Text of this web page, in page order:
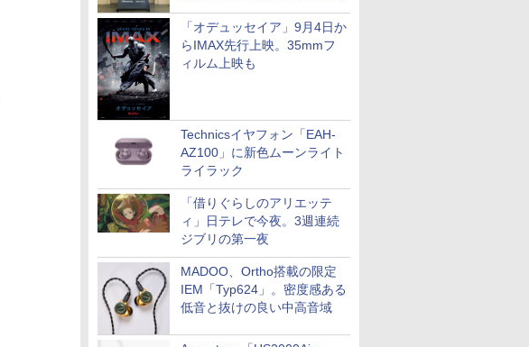
「オデュッセイア」9月4日か
らIMAX先行上映。35mmフ
ィルム上映も
Technicsイヤフォン「EAH-
AZ100」に新色ムーンライト
ライラック
「借りぐらしのアリエッテ
ィ」日テレで今夜。3週連続
ジブリの第一夜
MADOO、Ortho搭載の限定
IEM「Typ624」。密度感ある
低音と抜けの良い中高音域